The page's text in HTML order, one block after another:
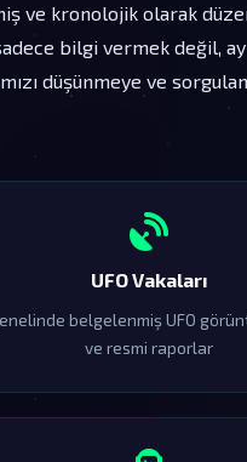
ve kronolojik olarak
bilgi vermek değil,
düşünmeye ve
UFO Vakaları
belgelenmiş UFO
ve resmi raporlar